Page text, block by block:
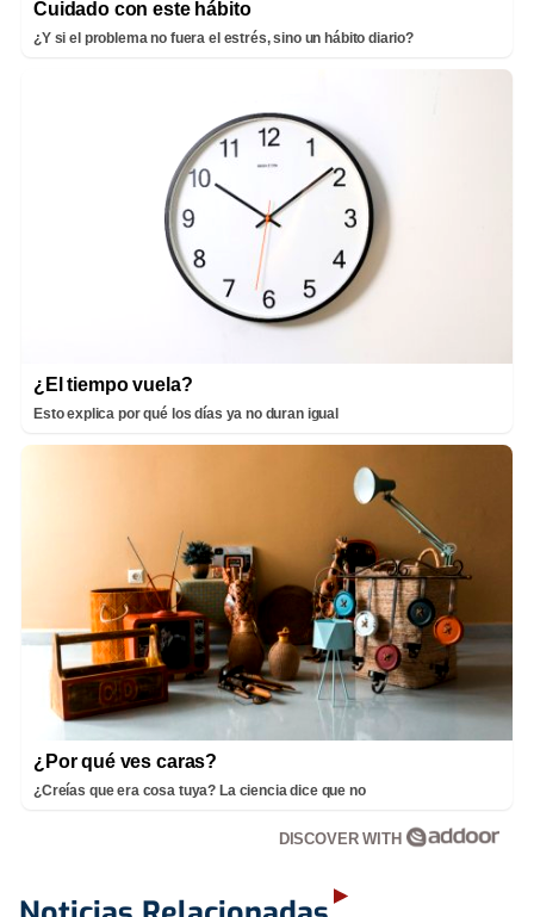
Cuidado con este hábito
¿Y si el problema no fuera el estrés, sino un hábito diario?
¿El tiempo vuela?
Esto explica por qué los días ya no duran igual
¿Por qué ves caras?
¿Creías que era cosa tuya? La ciencia dice que no
DISCOVER WITH